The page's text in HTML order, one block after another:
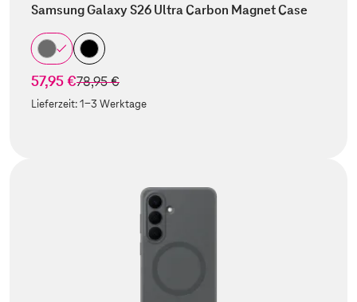
Samsung Galaxy S26 Ultra Carbon Magnet Case
57,95 €statt
78,95 €
Lieferzeit:1-3 Werktage